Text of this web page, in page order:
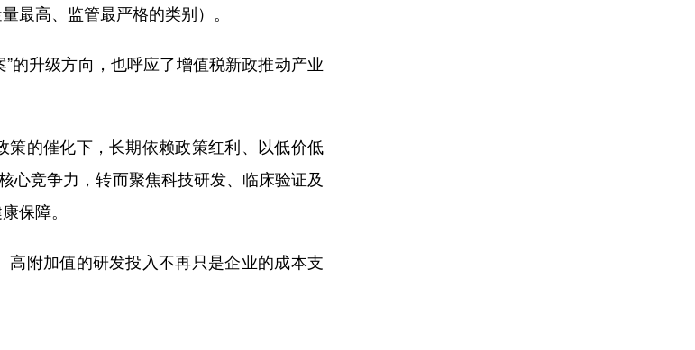
最高、监管最严格的类别）。
的升级方向，也呼应了增值税新政推动产业
的催化下，长期依赖政策红利、以低价低
心竞争力，转而聚焦科技研发、临床验证及
保障。
附加值的研发投入不再只是企业的成本支